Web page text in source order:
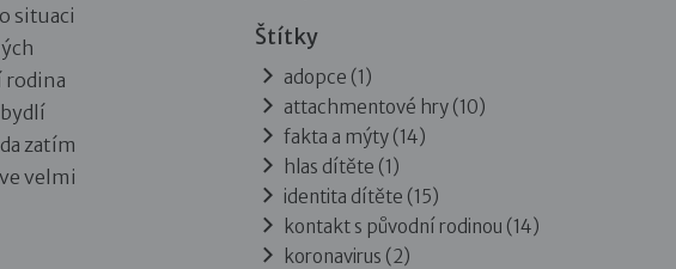
situaci
rodina
zatím
velmi
Štítky
adopce (1)
attachmentové hry (10)
fakta a mýty (14)
hlas dítěte (1)
identita dítěte (15)
kontakt s původní rodinou (14)
koronavirus (2)